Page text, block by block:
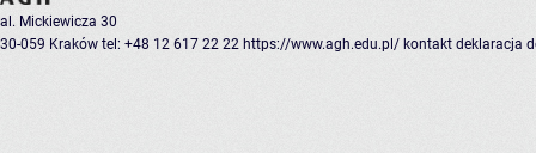
al. Mickiewicza 30
30-059 Kraków tel: +48 12 617 22 22 https://www.agh.edu.pl/ kontakt deklaracja